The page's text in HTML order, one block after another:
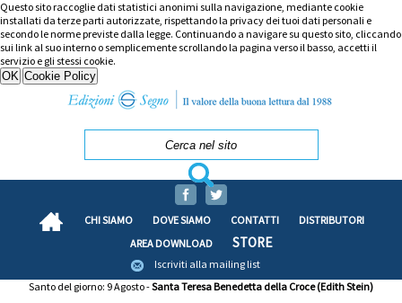
Questo sito raccoglie dati statistici anonimi sulla navigazione, mediante cookie
installati da terze parti autorizzate, rispettando la privacy dei tuoi dati personali e
secondo le norme previste dalla legge. Continuando a navigare su questo sito, cliccando
sui link al suo interno o semplicemente scrollando la pagina verso il basso, accetti il
servizio e gli stessi cookie.
CHI SIAMO DOVE SIAMO CONTATTI
DISTRIBUTORI
AREA DOWNLOAD
STORE
Iscriviti alla mailing list
Santo del giorno: 9 Agosto -Santa Teresa Benedetta della Croce (Edith Stein)